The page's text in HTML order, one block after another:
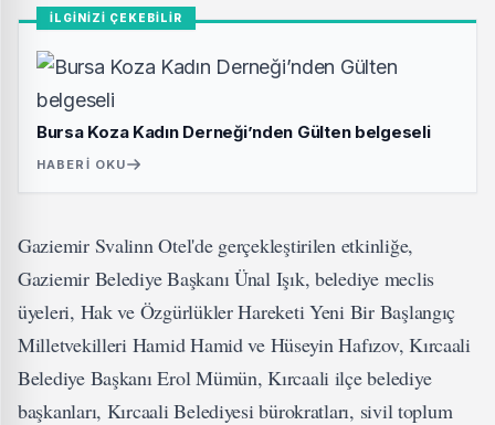
İLGİNİZİ ÇEKEBİLİR
Bursa Koza Kadın Derneği’nden Gülten belgeseli
HABERI OKU
Gaziemir Svalinn Otel'de gerçekleştirilen etkinliğe,
Gaziemir Belediye Başkanı Ünal Işık, belediye meclis
üyeleri, Hak ve Özgürlükler Hareketi Yeni Bir Başlangıç
Milletvekilleri Hamid Hamid ve Hüseyin Hafızov, Kırcaali
Belediye Başkanı Erol Mümün, Kırcaali ilçe belediye
başkanları, Kırcaali Belediyesi bürokratları, sivil toplum